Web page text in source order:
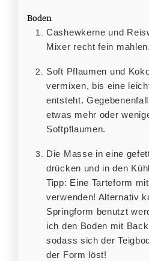
Boden
Cashewkerne und Reiswaffeln in einem
Mixer recht fein
Soft Pflaumen und Kokosöl dazu geben und
vermixen, bis eine
entsteht.
etwas mehr oder
Softpflaumen.
Die Masse in eine gefettete Tarteform
drücken und in den
Tipp: Eine Tarteform
verwenden! Alternativ
Springform benutzt
ich den Boden mit
sodass sich der
der Form löst!